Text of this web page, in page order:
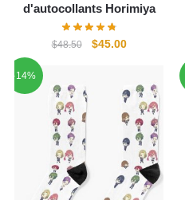
d'autocollants Horimiya
$48.50
Le
$48.50.
$45.00Le
est :
$45.00.
-14%